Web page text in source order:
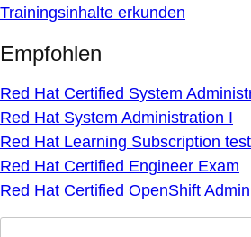
Trainingsinhalte erkunden
Empfohlen
Red Hat Certified System
Red Hat System Administration I
Red Hat Learning Subscription
Red Hat Certified Engineer Exam
Red Hat Certified OpenShift